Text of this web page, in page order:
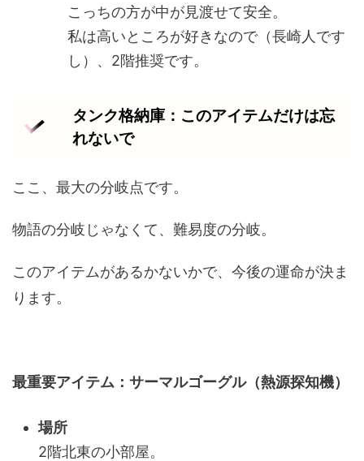
こっちの方が中が見渡せて安全。
私は高いところが好きなので（長崎人です
し）、2階推奨です。
タンク格納庫：このアイテムだけは忘
れないで
ここ、最大の分岐点です。
物語の分岐じゃなくて、難易度の分岐。
このアイテムがあるかないかで、今後の運命が決ま
ります。
最重要アイテム：サーマルゴーグル（熱源探知機）
場所
2階北東の小部屋。